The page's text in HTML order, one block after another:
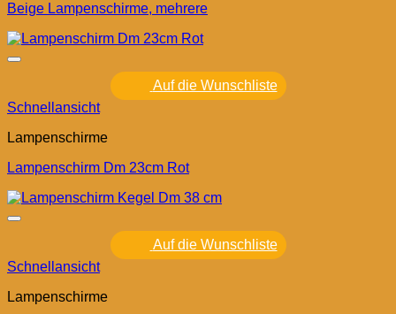
Beige Lampenschirme, mehrere
Auf die Wunschliste
Schnellansicht
Lampenschirme
Lampenschirm Dm 23cm Rot
Auf die Wunschliste
Schnellansicht
Lampenschirme